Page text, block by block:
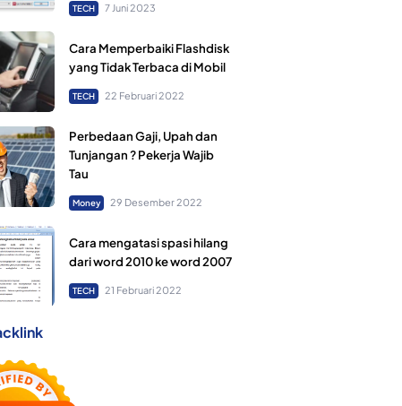
TECH 7 Juni 2023
Cara Memperbaiki Flashdisk
yang Tidak Terbaca di Mobil
TECH 22 Februari 2022
Perbedaan Gaji, Upah dan
Tunjangan ? Pekerja Wajib
Tau
Money 29 Desember 2022
Cara mengatasi spasi hilang
dari word 2010 ke word 2007
TECH 21 Februari 2022